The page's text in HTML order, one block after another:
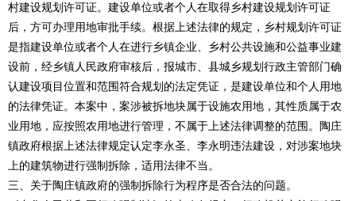
村建设规划许可证。建设单位或者个人在取得乡村建设规划许可证
后，方可办理用地审批手续。根据上述法律的规定，乡村规划许可证
是指建设单位或者个人在进行乡镇企业、乡村公共设施和公益事业建
设前，经乡镇人民政府审核后，报城市、县城乡规划行政主管部门确
认建设项目位置和范围符合规划的法定凭证，是建设单位和个人用地
的法律凭证。本案中，案涉被拆地块属于设施农用地，其性质属于农
业用地，应按照农用地进行管理，不属于上述法律调整的范围。陶庄
镇政府根据上述法律规定认定李永圣、李永明违法建设，对涉案地块
上的建筑物进行强制拆除，适用法律不当。
三、关于陶庄镇政府的强制拆除行为程序是否合法的问题。